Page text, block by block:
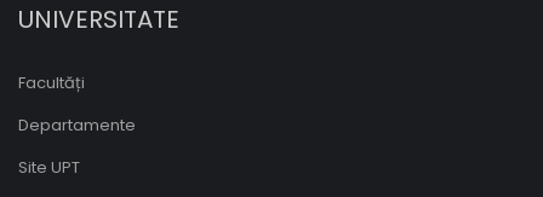
UNIVERSITATE
Facultăți
Departamente
Site UPT